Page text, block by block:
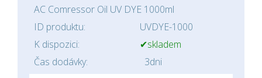
AC Comressor Oil UV DYE 1000ml
ID produktu:
UVDYE-1000
K dispozici:
✔skladem
Čas dodávky:
3dni